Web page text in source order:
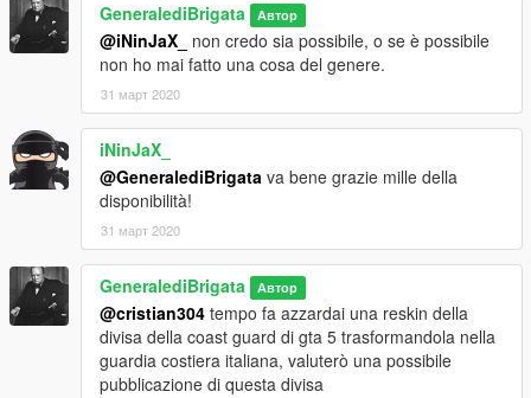
GeneralediBrigata Автор
@iNinJaX_
non credo sia possibile, o se è possibile
non ho mai fatto una cosa del genere.
31 март 2020
iNinJaX_
@GeneralediBrigata va bene grazie mille della
disponibilità!
31 март 2020
GeneralediBrigata Автор
@cristian304 tempo fa azzardai una reskin della
divisa della coast guard di gta 5 trasformandola nella
guardia costiera italiana, valuterò una possibile
pubblicazione di questa divisa